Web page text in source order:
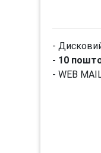
-
- 10
- WEB